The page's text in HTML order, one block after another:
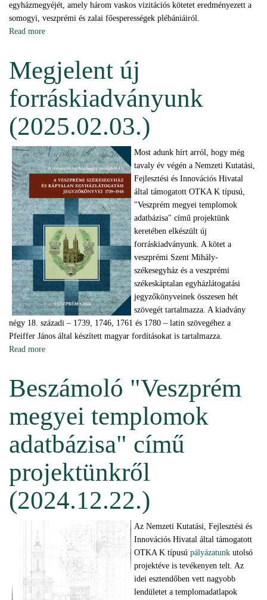
egyházmegyéjét, amely három vaskos vizitációs kötetet eredményezett a
somogyi, veszprémi és zalai főesperességek plébániáiról.
Read more
Megjelent új
forráskiadványunk
(2025.02.03.)
Most adunk hírt arról, hogy még
tavaly év végén a Nemzeti Kutatási,
Fejlesztési és Innovációs Hivatal
által támogatott OTKA K típusú,
"Veszprém megyei templomok
adatbázisa" című projektünk
keretében elkészült új
forráskiadványunk. A kötet a
veszprémi Szent Mihály-
székesegyház és a veszprémi
székeskáptalan egyházlátogatási
jegyzőkönyveinek összesen hét
szövegét tartalmazza. A kiadvány
négy 18. századi – 1739, 1746, 1761 és 1780 – latin szövegéhez a
Pfeiffer János által készített magyar fordításokat is tartalmazza.
Read more
Beszámoló "Veszprém
megyei templomok
adatbázisa" című
projektünkről
(2024.12.22.)
Az Nemzeti Kutatási, Fejlesztési és
Innovációs Hivatal által támogatott
OTKA K típusú pályázatunk utolsó
projektéve is tevékenyen telt. Az
idei esztendőben vett nagyobb
lendületet a templomadatlapok